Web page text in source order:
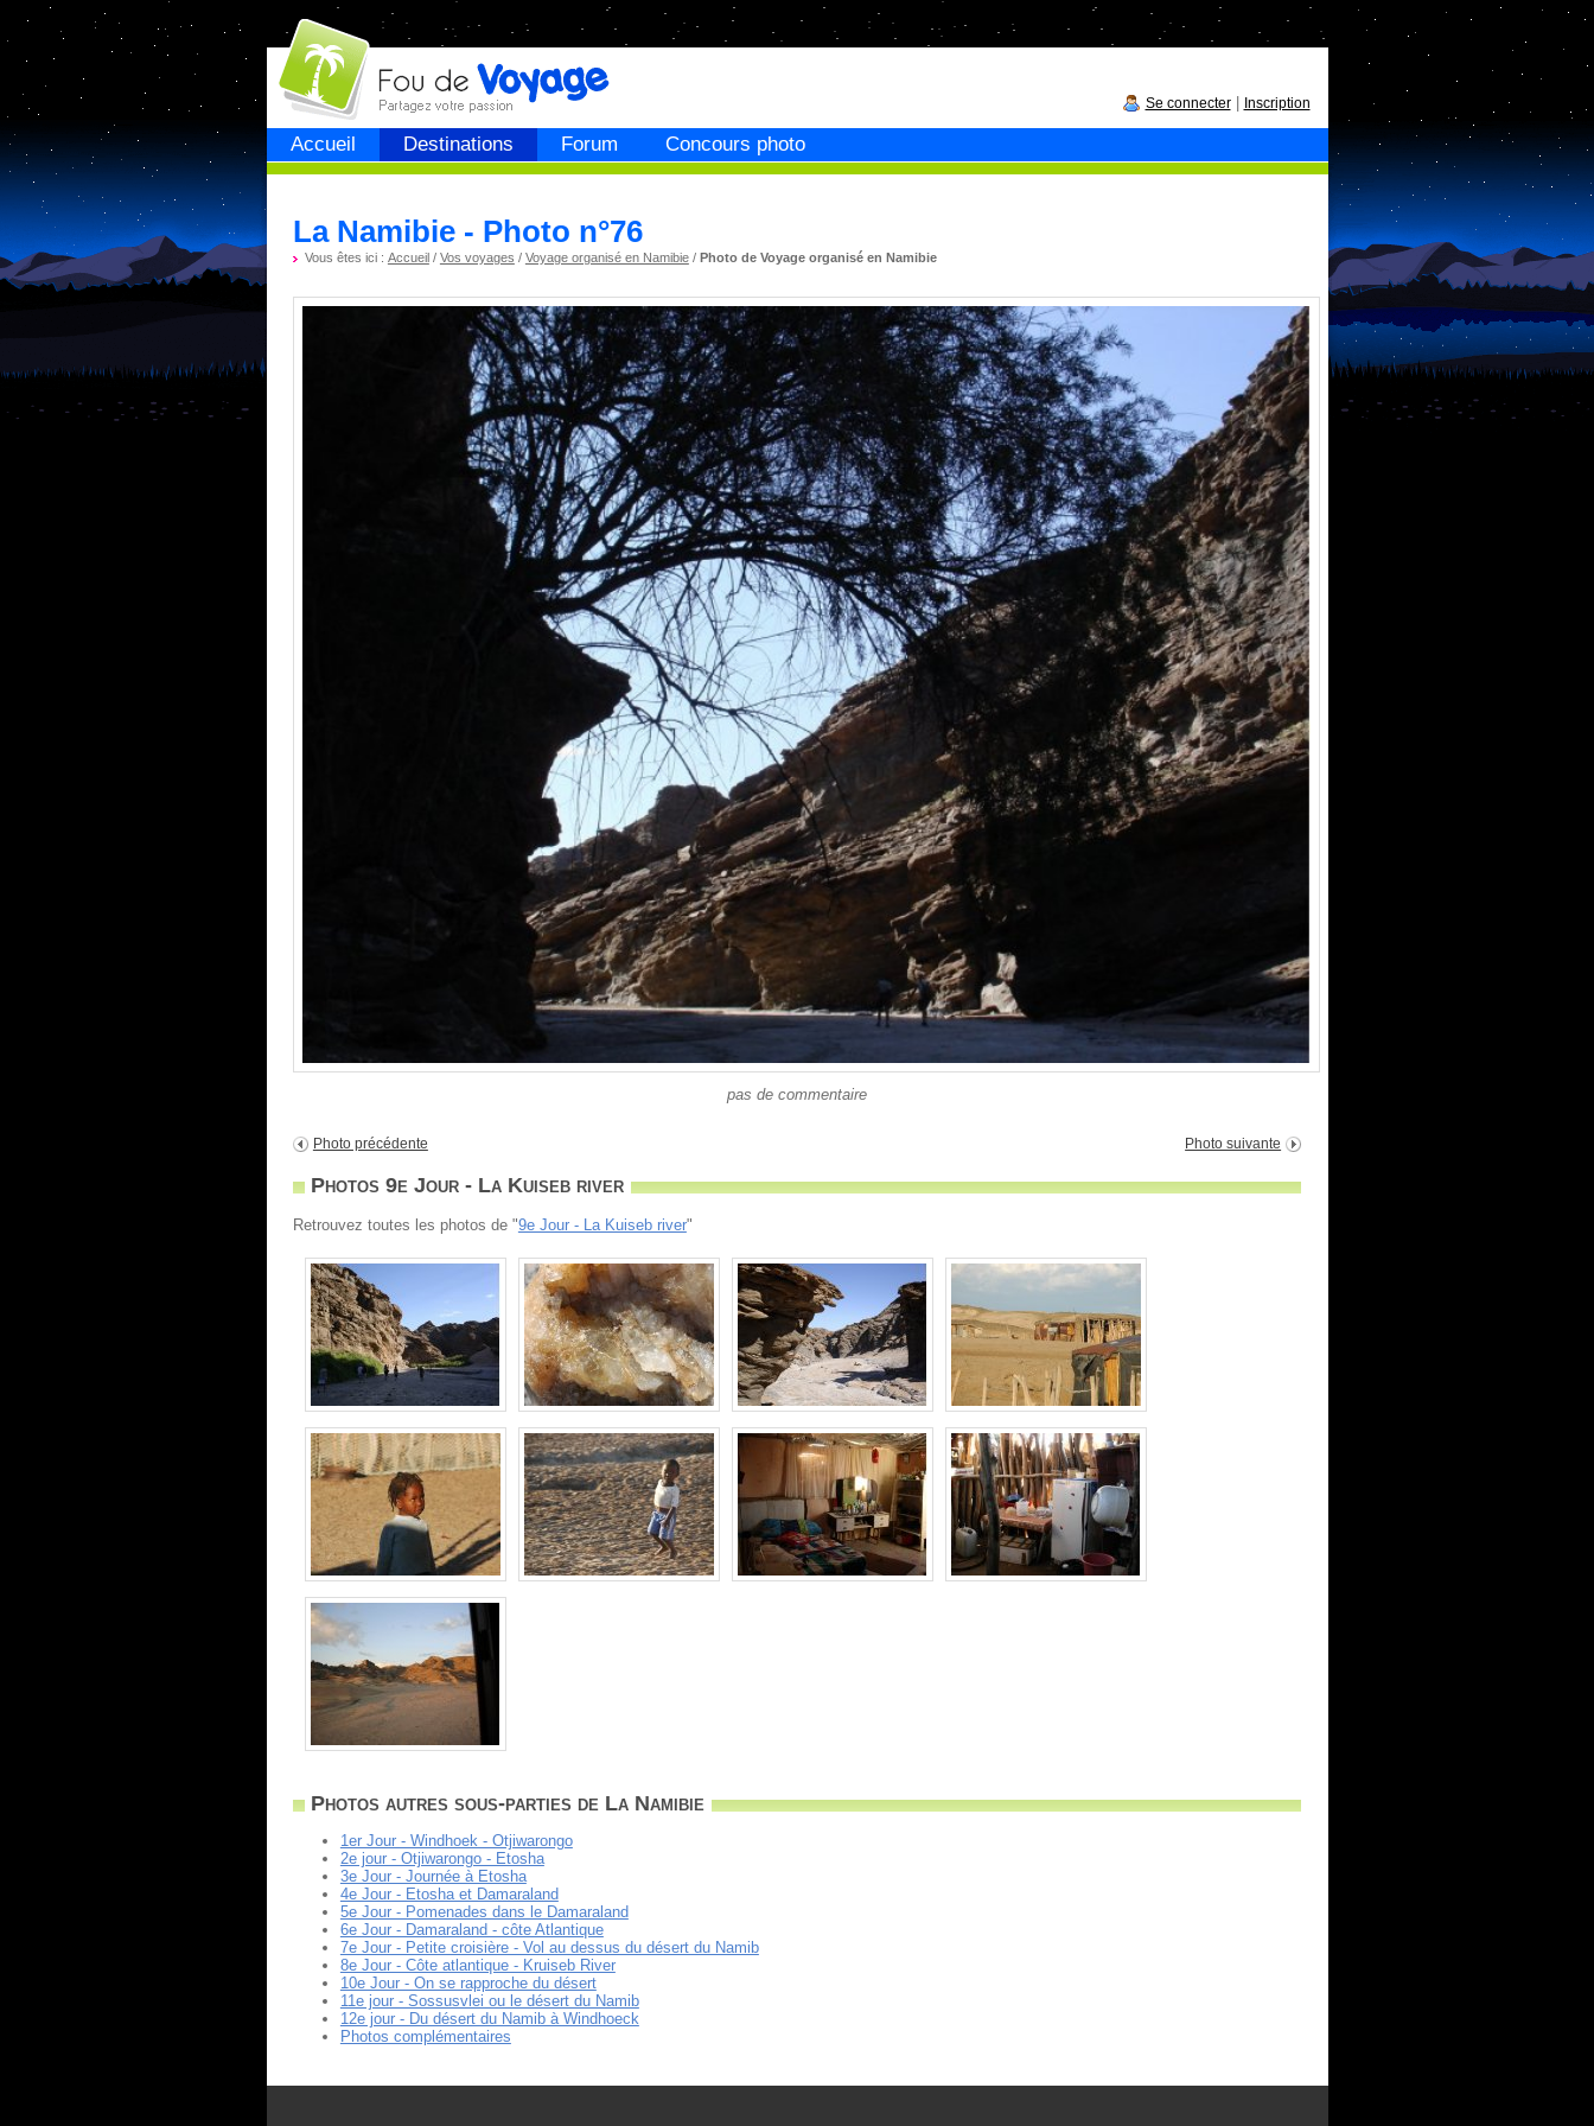
Accueil Destinations Forum Concours photo
Fou devoyage
Se connecter| Inscription
La Namibie - Photo n°76
Vous êtes ici : Accueil/ Vos voyages / Voyage organisé en Namibie/ Photo de Voyage organisé en Namibie
pas de commentaire
Photo précédente Photo suivante
Photos 9e Jour - La Kuiseb river
Retrouvez toutes les photos de "9e Jour - La Kuiseb river"
Photos autres sous-parties de La Namibie
1er Jour - Windhoek - Otjiwarongo
2e jour - Otjiwarongo - Etosha
3e Jour - Journée à Etosha
4e Jour - Etosha et Damaraland
5e Jour - Pomenades dans le Damaraland
6e Jour - Damaraland - côte Atlantique
7e Jour - Petite croisière - Vol au dessus du désert du Namib
8e Jour - Côte atlantique - Kruiseb River
10e Jour - On se rapproche du désert
11e jour - Sossusvlei ou le désert du Namib
12e jour - Du désert du Namib à Windhoeck
Photos complémentaires